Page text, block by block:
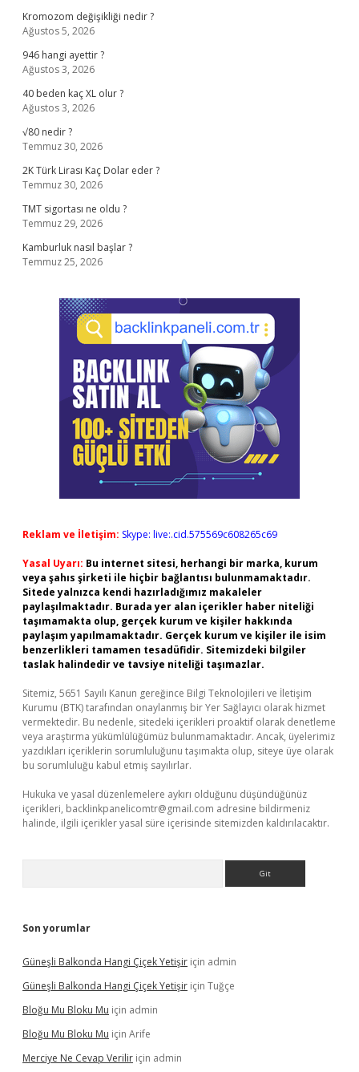
Kromozom değişikliği nedir ?
Ağustos 5, 2026
946 hangi ayettir ?
Ağustos 3, 2026
40 beden kaç XL olur ?
Ağustos 3, 2026
√80 nedir ?
Temmuz 30, 2026
2K Türk Lirası Kaç Dolar eder ?
Temmuz 30, 2026
TMT sigortası ne oldu ?
Temmuz 29, 2026
Kamburluk nasıl başlar ?
Temmuz 25, 2026
Reklam ve İletişim: Skype: live:.cid.575569c608265c69
Yasal Uyarı: Bu internet sitesi, herhangi bir marka, kurum
veya şahıs şirketi ile hiçbir bağlantısı bulunmamaktadır.
Sitede yalnızca kendi hazırladığımız makaleler
paylaşılmaktadır. Burada yer alan içerikler haber niteliği
taşımamakta olup, gerçek kurum ve kişiler hakkında
paylaşım yapılmamaktadır. Gerçek kurum ve kişiler ile isim
benzerlikleri tamamen tesadüfidir. Sitemizdeki bilgiler
taslak halindedir ve tavsiye niteliği taşımazlar.
Sitemiz, 5651 Sayılı Kanun gereğince Bilgi Teknolojileri ve İletişim
Kurumu (BTK) tarafından onaylanmış bir Yer Sağlayıcı olarak hizmet
vermektedir. Bu nedenle, sitedeki içerikleri proaktif olarak denetleme
veya araştırma yükümlülüğümüz bulunmamaktadır. Ancak, üyelerimiz
yazdıkları içeriklerin sorumluluğunu taşımakta olup, siteye üye olarak
bu sorumluluğu kabul etmiş sayılırlar.
Hukuka ve yasal düzenlemelere aykırı olduğunu düşündüğünüz
içerikleri, backlinkpanelicomtr@gmail.com adresine bildirmeniz
halinde, ilgili içerikler yasal süre içerisinde sitemizden kaldırılacaktır.
Son yorumlar
Güneşli Balkonda Hangi Çiçek Yetişir için admin
Güneşli Balkonda Hangi Çiçek Yetişir için Tuğçe
Bloğu Mu Bloku Mu için admin
Bloğu Mu Bloku Mu için Arife
Merciye Ne Cevap Verilir için admin